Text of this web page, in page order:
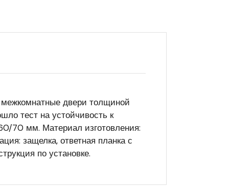
межкомнатные двери толщиной
тест на устойчивость к
70 мм. Материал изготовления:
защелка, ответная планка с
по установке.